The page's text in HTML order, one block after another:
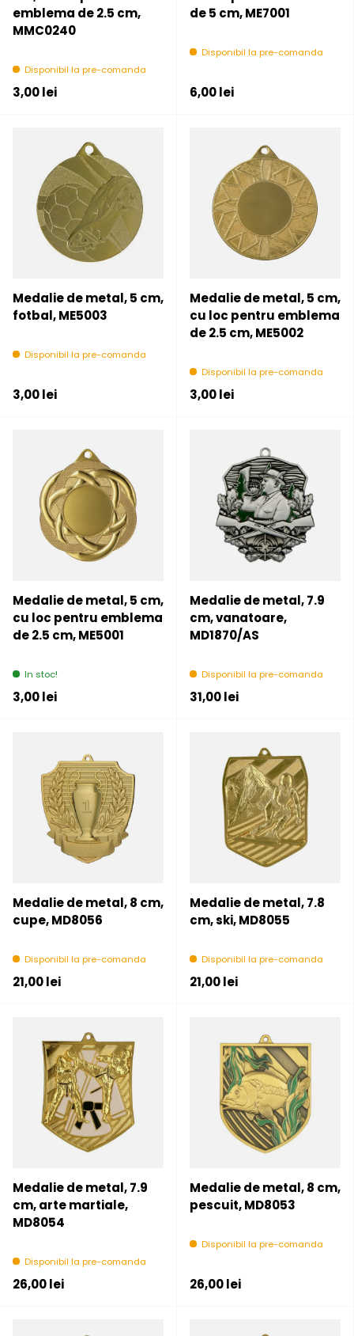
emblema de 2.5 cm,
MMC0240
Disponibil la pre-comanda
Pret initial
3,00 lei
de 5 cm, ME7001
Disponibil la pre-comanda
Pret initial
6,00 lei
Medalie de metal, 5 cm,
fotbal, ME5003
Disponibil la pre-comanda
Pret initial
3,00 lei
Medalie de metal, 5 cm,
cu loc pentru emblema
de 2.5 cm, ME5002
Disponibil la pre-comanda
Pret initial
3,00 lei
Medalie de metal, 5 cm,
cu loc pentru emblema
de 2.5 cm, ME5001
In stoc!
Pret initial
3,00 lei
Medalie de metal, 7.9
cm, vanatoare,
MD1870/AS
Disponibil la pre-comanda
Pret initial
31,00 lei
Medalie de metal, 8 cm,
cupe, MD8056
Disponibil la pre-comanda
Pret initial
21,00 lei
Medalie de metal, 7.8
cm, ski, MD8055
Disponibil la pre-comanda
Pret initial
21,00 lei
Medalie de metal, 7.9
cm, arte martiale,
MD8054
Disponibil la pre-comanda
Pret initial
26,00 lei
Medalie de metal, 8 cm,
pescuit, MD8053
Disponibil la pre-comanda
Pret initial
26,00 lei